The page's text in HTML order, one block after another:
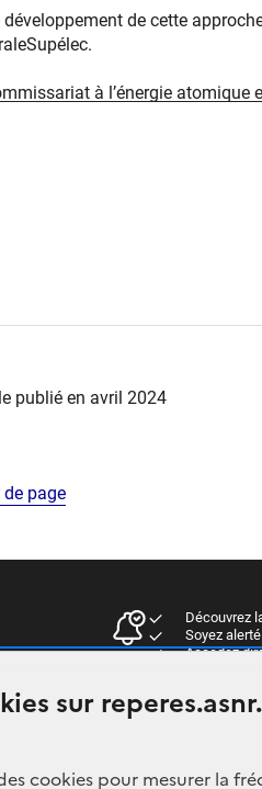
sur
cookies pour mesurer la
développement de cette
à l’énergie atomique
publié en avril 2024
de page
Découvrez
Soyez
Accédez